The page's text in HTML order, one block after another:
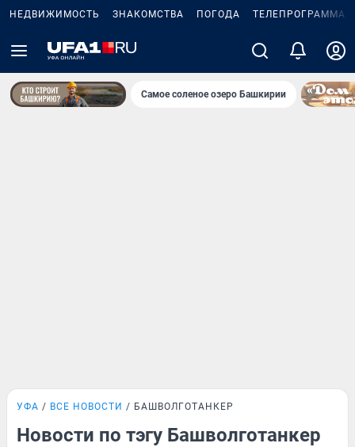
НЕДВИЖИМОСТЬ ЗНАКОМСТВА ПОГОДА ТЕЛЕПРОГРАММА
Самое соленое озеро Башкирии
УФА ВСЕ НОВОСТИ БАШВОЛГОТАНКЕР
Новости по тэгу Башволготанкер